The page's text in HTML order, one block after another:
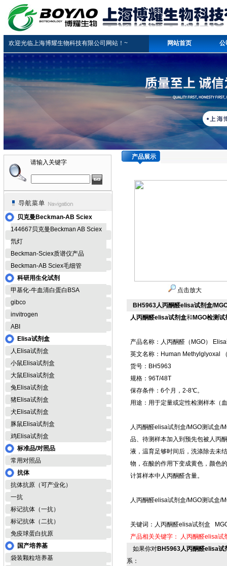
欢迎光临上海博耀生物科技有限公司网站！~ 网站首页 公
请输入关键字
贝克曼Beckman-AB Sciex
144667贝克曼Beckman AB Sciex
氘灯
Beckman-Sciex质谱仪产品
Beckman-AB Sciex毛细管
科研用生化试剂
甲基化-牛血清白蛋白BSA
gibco
invitrogen
ABI
Elisa试剂盒
人Elisa试剂盒
小鼠Elisa试剂盒
大鼠Elisa试剂盒
兔Elisa试剂盒
猪Elisa试剂盒
犬Elisa试剂盒
豚鼠Elisa试剂盒
鸡Elisa试剂盒
标准品/对照品
常用对照品
抗体
抗体抗原（可产业化）
一抗
标记抗体（一抗）
标记抗体（二抗）
免疫球蛋白抗原
国产培养基
袋装颗粒培养基
产品展示
点击放大
BH5963人丙酮醛elisa试剂盒/
人丙酮醛elisa试剂盒和 MGO检测试
产品名称：人丙酮醛（MGO）
英文名称：Human Methylglyoxal
货号：BH5963
规格：96T/48T
保存条件：6个月，2-8℃。
用途：用于定量或定性检测样本（
人丙酮醛elisa试剂盒/MGO测试盒/
品、待测样本加入到预先包被人丙
液，温育足够时间后，洗涤除去未
物，在酸的作用下变成黄色，颜色
计算样本中人丙酮醛含量。
人丙酮醛elisa试剂盒/MGO测试盒/
关键词：人丙酮醛elisa试剂盒
产品相关关键字：
人丙酮醛elisa试
如果你对BH5963人丙酮醛elisa试
系：